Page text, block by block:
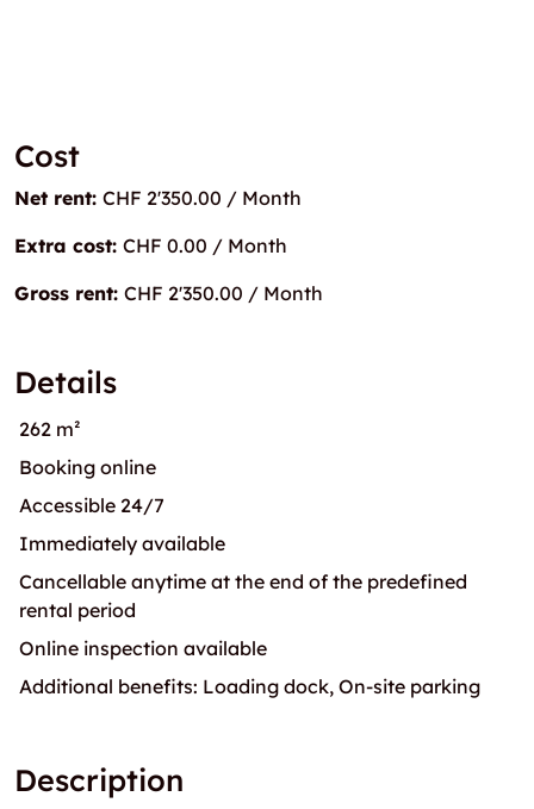
Cost
Net rent: CHF 2'350.00 / Month
Extra cost: CHF 0.00 / Month
Gross rent: CHF 2'350.00 / Month
Details
262 m²
Booking online
Accessible 24/7
Immediately available
Cancellable anytime at the end of the predefined
rental period
Online inspection available
Additional benefits: Loading dock, On-site parking
Description